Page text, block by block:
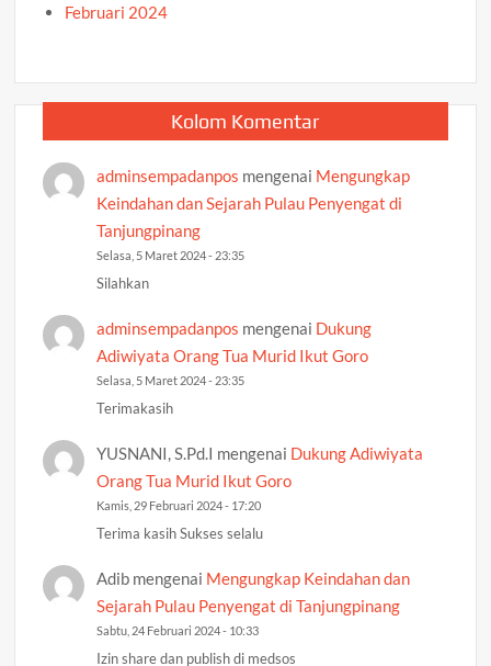
Februari 2024
Kolom Komentar
adminsempadanpos mengenai Mengungkap
Keindahan dan Sejarah Pulau Penyengat di
Tanjungpinang
Selasa, 5 Maret 2024 - 23:35
Silahkan
adminsempadanpos mengenai Dukung
Adiwiyata Orang Tua Murid Ikut Goro
Selasa, 5 Maret 2024 - 23:35
Terimakasih
YUSNANI, S.Pd.I mengenai Dukung Adiwiyata
Orang Tua Murid Ikut Goro
Kamis, 29 Februari 2024 - 17:20
Terima kasih Sukses selalu
Adib mengenai Mengungkap Keindahan dan
Sejarah Pulau Penyengat di Tanjungpinang
Sabtu, 24 Februari 2024 - 10:33
Izin share dan publish di medsos